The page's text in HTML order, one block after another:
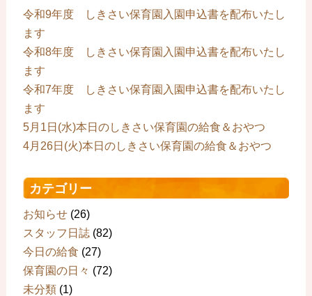
令和9年度 しきさい保育園入園申込書を配布いたし
ます
令和8年度 しきさい保育園入園申込書を配布いたし
ます
令和7年度 しきさい保育園入園申込書を配布いたし
ます
5月1日(水)本日のしきさい保育園の給食＆おやつ
4月26日(火)本日のしきさい保育園の給食＆おやつ
カテゴリー
お知らせ(26)
スタッフ日誌(82)
今日の給食 (27)
保育園の日々 (72)
未分類(1)